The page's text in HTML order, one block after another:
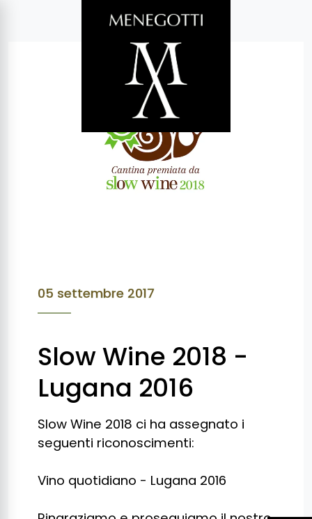
05 settembre 2017
Slow Wine 2018 -
Lugana 2016
Slow Wine 2018 ci ha assegnato i
seguenti riconoscimenti:
Vino quotidiano - Lugana 2016